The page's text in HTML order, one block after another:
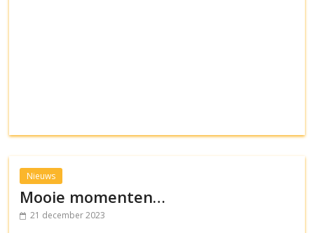
Nieuws
Mooie momenten…
21 december 2023